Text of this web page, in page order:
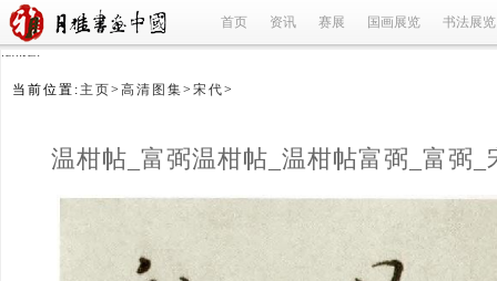
首页 资讯 赛展 国画展览 书法展览
refused
当前位置: 主页> 高清图集> 宋代>
温柑帖_富弼温柑帖_温柑帖富弼_富弼_